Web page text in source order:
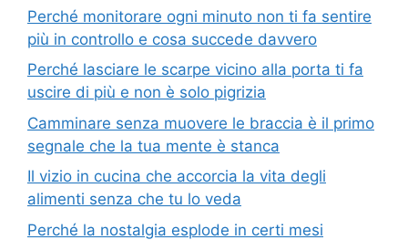
Perché monitorare ogni minuto non ti fa sentire
più in controllo e cosa succede davvero
Perché lasciare le scarpe vicino alla porta ti fa
uscire di più e non è solo pigrizia
Camminare senza muovere le braccia è il primo
segnale che la tua mente è stanca
Il vizio in cucina che accorcia la vita degli
alimenti senza che tu lo veda
Perché la nostalgia esplode in certi mesi